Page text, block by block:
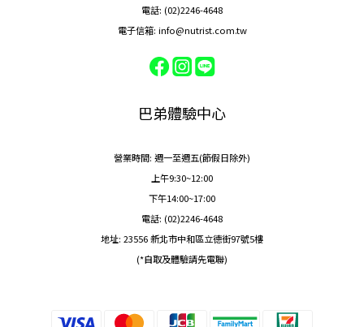
電話: (02)2246-4648
電子信箱: info@nutrist.com.tw
巴弟體驗中心
營業時間: 週一至週五(節假日除外)
上午9:30~12:00
下午14:00~17:00
電話: (02)2246-4648
地址: 23556 新北市中和區立德街97號5樓
(*自取及體驗請先電聯)